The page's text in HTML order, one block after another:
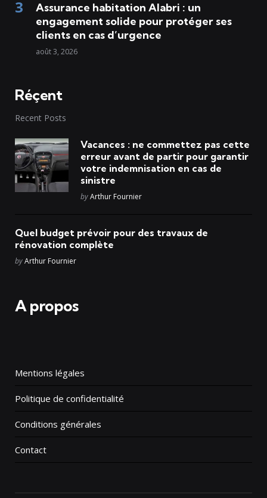
Assurance habitation Alabri : un
engagement solide pour protéger ses
clients en cas d’urgence
août 3, 2026
Réçent
Recent Posts
Vacances : ne commettez pas cette
erreur avant de partir pour garantir
votre indemnisation en cas de
sinistre
Posted
byArthur Fournier
Quel budget prévoir pour des travaux de
rénovation complète
Posted
byArthur Fournier
A propos
Mentions légales
Politique de confidentialité
Conditions générales
Contact